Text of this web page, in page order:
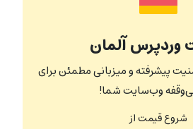
آلمان
پیشرفته و میزبانی مطمئن برای
وب‌سایت شما!
شروع قیمت از